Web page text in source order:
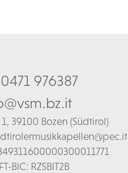
976387
39100 Bozen (Südtirol)
BIC: RZSBIT2B